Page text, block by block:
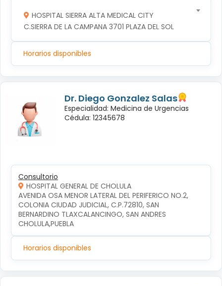
HOSPITAL SIERRA ALTA MEDICAL CITY
C.SIERRA DE LA CAMPANA 3701 PLAZA DEL SOL
Horarios disponibles
Dr. Diego Gonzalez Salas
Especialidad: Medicina de Urgencias
Cédula: 12345678
Consultorio
HOSPITAL GENERAL DE CHOLULA
AVENIDA OSA MENOR LATERAL DEL PERIFERICO NO.2,
COLONIA CIUDAD JUDICIAL, C.P.72810, SAN
BERNARDINO TLAXCALANCINGO, SAN ANDRES
CHOLULA,PUEBLA
Horarios disponibles